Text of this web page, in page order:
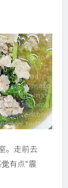
。走前去
有点“震